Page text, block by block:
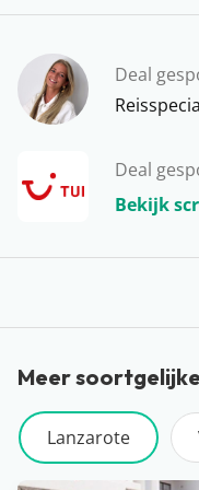
Deal
Deal
Bekijk
Ons favoriete uitje
Meer
Lanzarote